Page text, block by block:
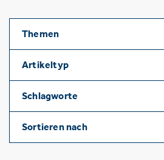
Themen
Artikeltyp
Schlagworte
Sortieren nach